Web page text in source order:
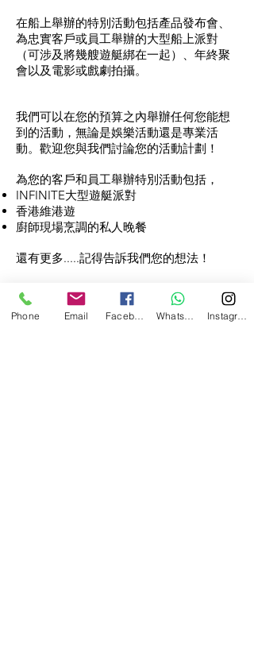
在船上舉辦的特別活動包括產品發布會、
為忠實客戶或員工舉辦的大型船上派對
（可涉及將幾艘遊艇綁在一起）、年終聚
會以及電影或戲劇拍攝。
我們可以在您的預算之內舉辦任何您能想
到的活動，無論是娛樂活動還是專業活
動。歡迎您與我們討論您的活動計劃！
為您的客戶和員工舉辦特別活動包括，
INFINITE大型遊艇派對
香港維港遊
廚師現場烹調的私人晚餐
還有更多.....記得告訴我們您的想法！​
INFINITE大型遊艇派對
Phone Email